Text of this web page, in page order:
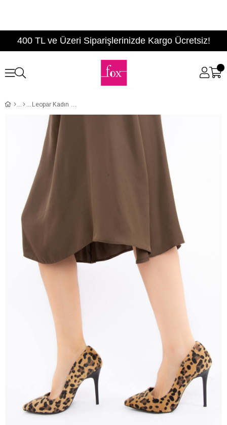
400 TL ve Üzeri Siparişlerinizde Kargo Ücretsiz!
Leopar Kadın Topuklu Ayakkabı E340180002